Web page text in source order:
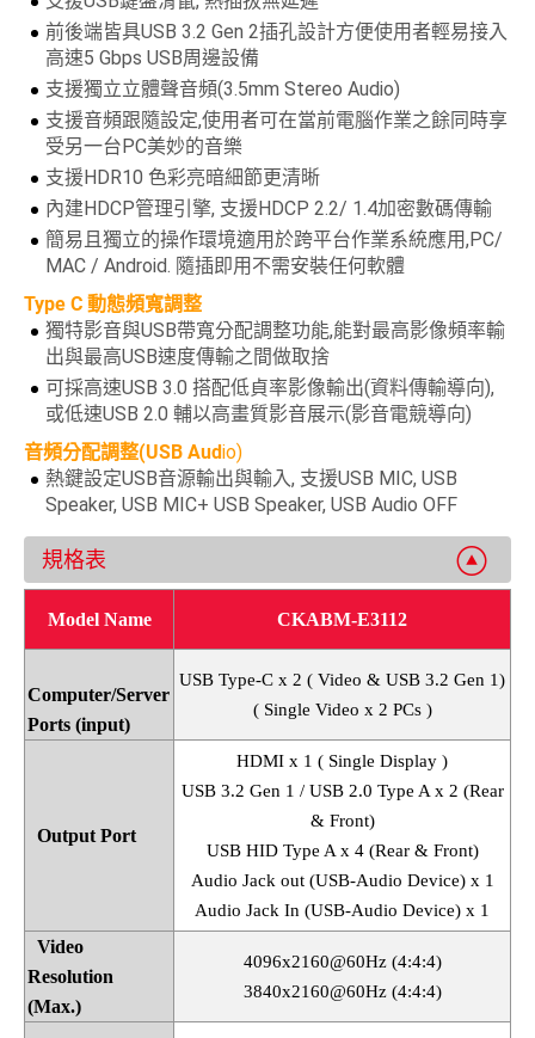
前後端皆具USB 3.2 Gen 2插孔設計方便使用者輕易接入
高速5 Gbps USB周邊設備
支援獨立立體聲音頻(3.5mm Stereo Audio)
支援音頻跟隨設定,使用者可在當前電腦作業之餘同時享
受另一台PC美妙的音樂
支援HDR10 色彩亮暗細節更清晰
內建HDCP管理引擎, 支援HDCP 2.2/ 1.4加密數碼傳輸
簡易且獨立的操作環境適用於跨平台作業系統應用,PC/
MAC / Android. 隨插即用不需安裝任何軟體
Type C 動態頻寬調整
獨特影音與USB帶寬分配調整功能,能對最高影像頻率輸
出與最高USB速度傳輸之間做取捨
可採高速USB 3.0 搭配低貞率影像輸出(資料傳輸導向),
或低速USB 2.0 輔以高畫質影音展示(影音電競導向)
音頻分配調整(USB Audio)
熱鍵設定USB音源輸出與輸入, 支援USB MIC, USB
Speaker, USB MIC+ USB Speaker, USB Audio OFF
規格表
Model Name CKABM-E3112
Computer/Server
Ports (input)
USB Type-C x 2 ( Video & USB 3.2 Gen 1)
( Single Video x 2 PCs )
Output Port
HDMI x 1 ( Single Display )
USB 3.2 Gen 1 / USB 2.0 Type A x 2 (Rear
& Front)
USB HID Type A x 4 (Rear & Front)
Audio Jack out (USB-Audio Device) x 1
Audio Jack In (USB-Audio Device) x 1
Video
Resolution
(Max.)
4096x2160@60Hz (4:4:4)
3840x2160@60Hz (4:4:4)